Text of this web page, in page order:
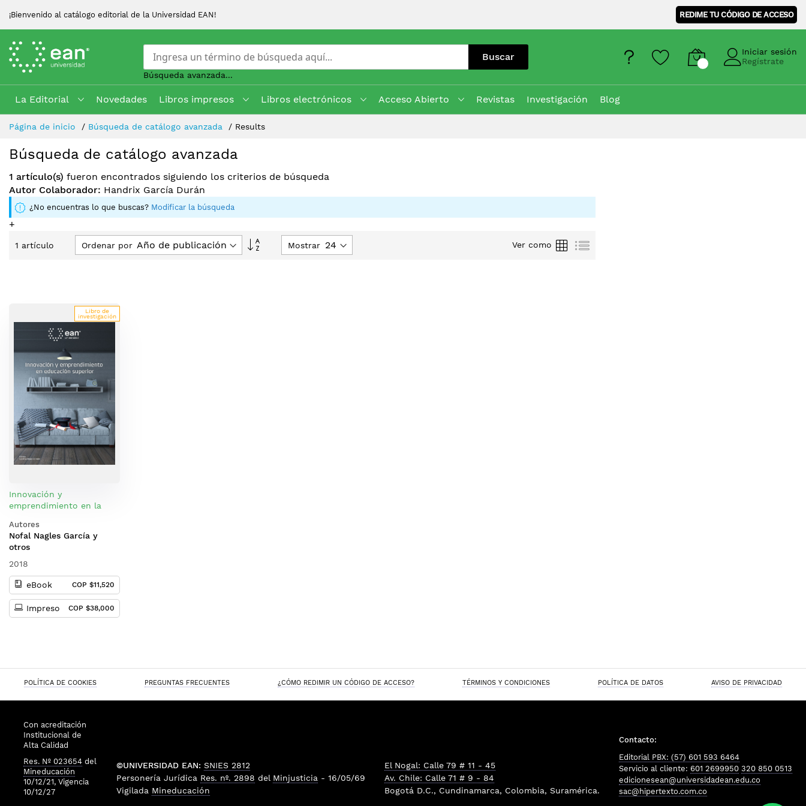
¡Bienvenido al catálogo editorial de la Universidad EAN! REDIME TU CÓDIGO DE ACCESO
Buscar
Búsqueda avanzada...
Iniciar sesión
Regístrate
La Editorial Novedades Libros impresos Libros electrónicos Acceso Abierto Revistas Investigación
Blog
Skip
Content
Página de inicio Búsqueda de catálogo avanzada Results
Búsqueda de catálogo avanzada
1 artículo(s) fueron encontrados siguiendo los criterios de búsqueda
Autor Colaborador: Handrix García Durán
¿No encuentras lo que buscas? Modificar la búsqueda
+
1 artículo Ordenar por
Fijar
Mostrar Ver como ParrillaLista
Libro de
investigación
Innovación y
emprendimiento en la
Autores
Nofal Nagles García y
otros
2018
eBook COP $11,520
Impreso COP $38,000
POLÍTICA DE COOKIES PREGUNTAS FRECUENTES ¿CÓMO REDIMIR UN CÓDIGO DE ACCESO? TÉRMINOS Y CONDICIONES POLÍTICA DE DATOS AVISO DE PRIVACIDAD
Con acreditación
Institucional de
Alta Calidad
Res. Nº 023654 del
Mineducación
10/12/21, Vigencia
10/12/27
©UNIVERSIDAD EAN: SNIES 2812
Personería Jurídica Res. nº. 2898 del Minjusticia - 16/05/69
Vigilada Mineducación
El Nogal: Calle 79 # 11 - 45
Av. Chile: Calle 71 # 9 - 84
Bogotá D.C., Cundinamarca, Colombia, Suramérica.
Contacto:
Editorial PBX: (57) 601 593 6464
Servicio al cliente: 601 2699950 320 850 0513
edicionesean@universidadean.edu.co
sac@hipertexto.com.co